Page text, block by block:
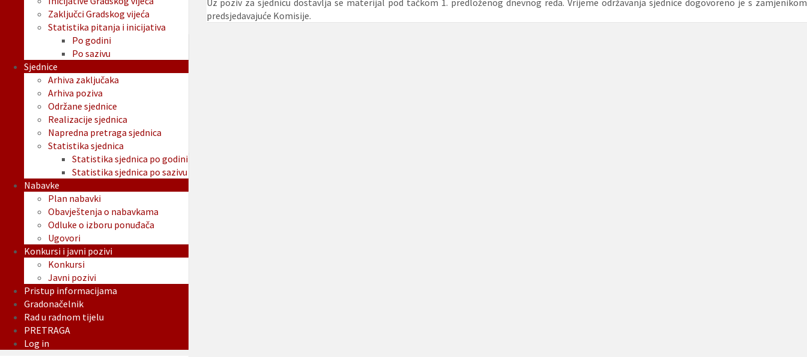
Uz poziv za sjednicu dostavlja se materijal pod tačkom 1. predloženog dnevnog reda. Vrijeme održavanja sjednice dogovoreno je s zamjenikom
predsjedavajuće Komisije.
Zaključci Gradskog vijeća
Statistika pitanja i inicijativa
Po godini
Po sazivu
Sjednice
Arhiva zaključaka
Arhiva poziva
Održane sjednice
Realizacije sjednica
Napredna pretraga sjednica
Statistika sjednica
Statistika sjednica po godini
Statistika sjednica po sazivu
Nabavke
Plan nabavki
Obavještenja o nabavkama
Odluke o izboru ponuđača
Ugovori
Konkursi i javni pozivi
Konkursi
Javni pozivi
Pristup informacijama
Gradonačelnik
Rad u radnom tijelu
PRETRAGA
Log in